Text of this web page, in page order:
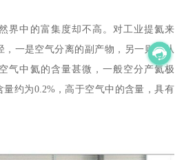
界中的富集度却不高。对工业提氦来
一是空气分离的副产物，另一则是从
气中氦的含量甚微，一般空分产氦极
约为0.2%，高于空气中的含量，具有